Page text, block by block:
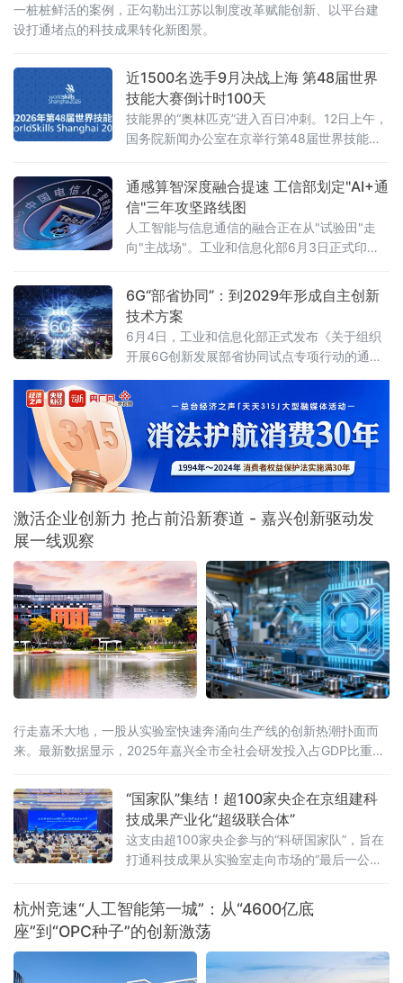
一桩桩鲜活的案例，正勾勒出江苏以制度改革赋能创新、以平台建
设打通堵点的科技成果转化新图景。
近1500名选手9月决战上海 第48届世界
技能大赛倒计时100天
技能界的“奥林匹克”进入百日冲刺。12日上午，
国务院新闻办公室在京举行第48届世界技能大
22日至27日在国家会展中心（上海）隆重举
办，届时将有来自73个国家和地区的近1500名
顶尖技能青年选手“论剑”黄浦江畔，共同角逐
64个比赛项目的桂冠，并有望创下历届比赛项
目、参赛人数及参与成员国家和地区数量三
通感算智深度融合提速 工信部划定"AI+通
信"三年攻坚路线图
人工智能与信息通信的融合正在从"试验田"走
向"主战场"。工业和信息化部6月3日正式印发
（2026—2028年）》（工信部通信〔2026〕
121号），以四大方向、17项具体任务，为未来
三年产业融合创新画出清晰作战图。目标锁
定：2028年城域算力1毫秒时延圈覆盖率不低于
75%《实施意见》明确，到2028年，人工智能
6G“部省协同”：到2029年形成自主创新
技术方案
6月4日，工业和信息化部正式发布《关于组织
开展6G创新发展部省协同试点专项行动的通
展6G创新发展部省协同试点。该行动旨在充分
发挥我国新型举国体制优势，凝聚重点地方、
重点企业创新资源，共同开展6G技术创新、产
业生态培育和应
激活企业创新力 抢占前沿新赛道 - 嘉兴创新驱动发
展一线观察
行走嘉禾大地，一股从实验室快速奔涌向生产线的创新热潮扑面而
来。最新数据显示，2025年嘉兴全市全社会研发投入占GDP比重达
连续五年保持全省第一。亮眼数字背后，“国家队”集结！超100家央企在京组建科
技成果产业化“超级联合体”
这支由超100家央企参与的“科研国家队”，旨在
打通科技成果从实验室走向市场的“最后一公
超百家企业集结，打造万亿级交易平台此次成
立的“中央企业科技成果产业化联合体”涵盖了我
国所有中央
杭州竞速“人工智能第一城”：从“4600亿底
座”到“OPC种子”的创新激荡